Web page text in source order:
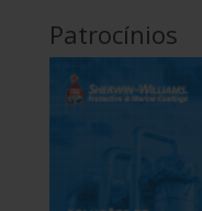
Patrocínios